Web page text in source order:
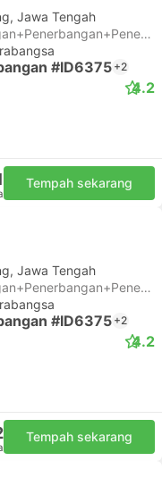
Jawa Tengah
Sambungan tidak dijamin | Penerbangan+Penerbangan+Penerbangan
#ID6375 +2
4.2
Tempah sekarang
Jawa Tengah
Sambungan tidak dijamin | Penerbangan+Penerbangan+Penerbangan
#ID6375 +2
4.2
Tempah sekarang